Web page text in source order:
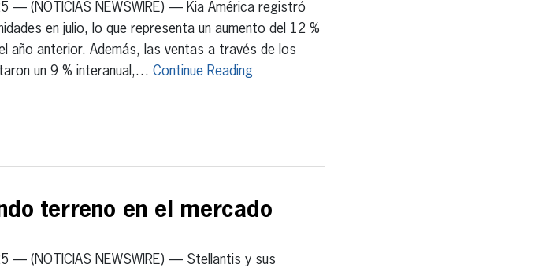
— (NOTICIAS NEWSWIRE) — Kia América registró
en julio, lo que representa un aumento del 12 %
año anterior. Además, las ventas a través de los
un 9 % interanual,… Continue Reading
terreno en el mercado
— (NOTICIAS NEWSWIRE) — Stellantis y sus